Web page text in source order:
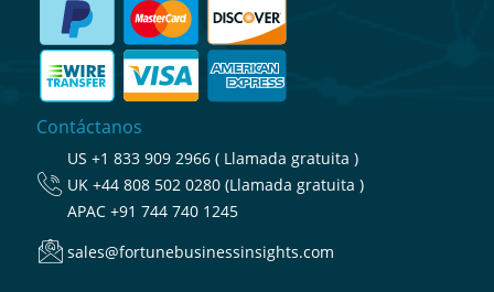
Contáctanos
US +1 833 909 2966 ( Llamada gratuita )
UK +44 808 502 0280 (Llamada gratuita )
APAC +91 744 740 1245
sales@fortunebusinessinsights.com